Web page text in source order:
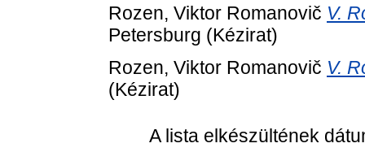
Rozen, Viktor Romanovič V.
Petersburg (Kézirat)
Rozen, Viktor Romanovič V.
(Kézirat)
A lista elkészültének